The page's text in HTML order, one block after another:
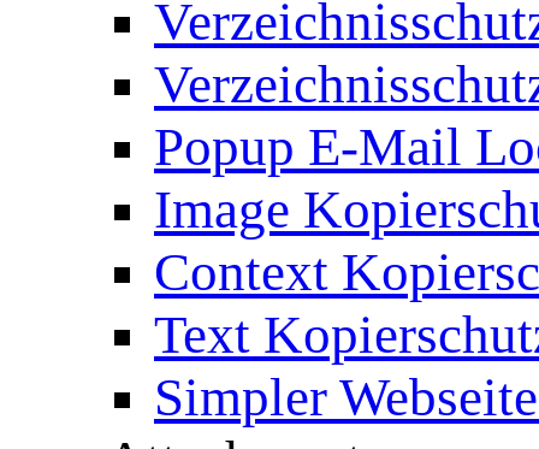
Popup E-Mail
Image
Context
Text
Simpler